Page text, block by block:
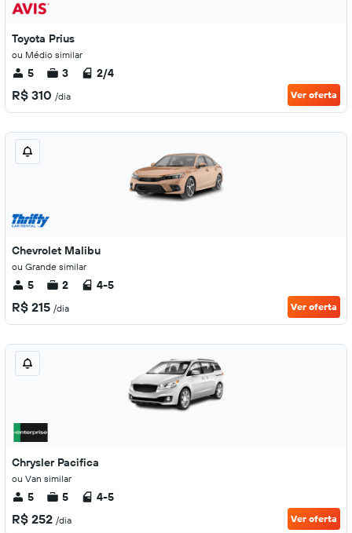
Toyota Prius
ou Médio similar
5 3 2/4
R$ 310 /dia Ver oferta
Chevrolet Malibu
ou Grande similar
5 2 4-5
R$ 215 /dia Ver oferta
Chrysler Pacifica
ou Van similar
5 5 4-5
R$ 252 /dia Ver oferta